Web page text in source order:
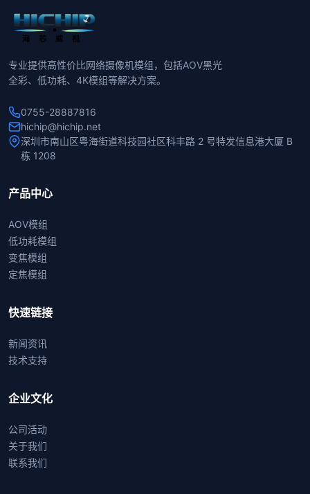
专业提供高性价比网络摄像机模组，包括AOV黑光
全彩、低功耗、4K模组等解决方案。
0755-28887816
hichip@hichip.net
深圳市南山区粤海街道科技园社区科丰路 2 号特发信息港大厦 B
栋 1208
产品中心
AOV模组
低功耗模组
变焦模组
定焦模组
快速链接
新闻资讯
技术支持
企业文化
公司活动
关于我们
联系我们